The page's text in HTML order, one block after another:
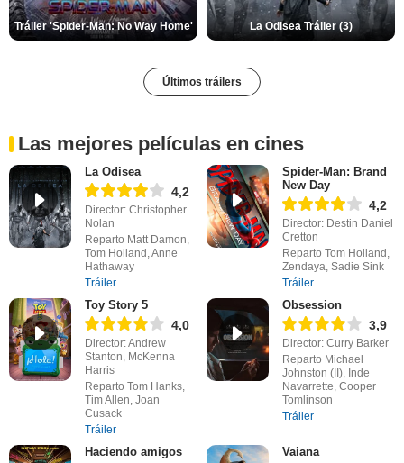
Tráiler 'Spider-Man: No Way Home' La Odisea Tráiler (3)
Últimos tráilers
Las mejores películas en cines
La Odisea
4,2
Director: Christopher
Nolan
Reparto Matt Damon,
Tom Holland, Anne
Hathaway
Tráiler
Spider-Man: Brand
New Day
4,2
Director: Destin Daniel
Cretton
Reparto Tom Holland,
Zendaya, Sadie Sink
Tráiler
Toy Story 5
4,0
Director: Andrew
Stanton, McKenna
Harris
Reparto Tom Hanks,
Tim Allen, Joan
Cusack
Tráiler
Obsession
3,9
Director: Curry Barker
Reparto Michael
Johnston (II), Inde
Navarrette, Cooper
Tomlinson
Tráiler
Haciendo amigos Vaiana